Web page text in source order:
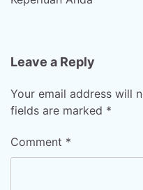
Leave a Reply
Your email address will
fields are marked *
Comment *